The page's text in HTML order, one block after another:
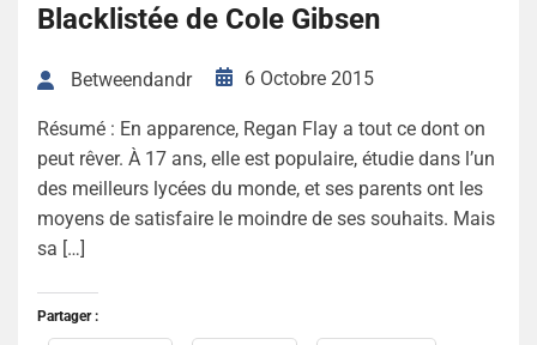
Blacklistée de Cole Gibsen
Betweendandr 6 Octobre 2015
Résumé : En apparence, Regan Flay a tout ce dont on
peut rêver. À 17 ans, elle est populaire, étudie dans l’un
des meilleurs lycées du monde, et ses parents ont les
moyens de satisfaire le moindre de ses souhaits. Mais
sa […]
Partager :